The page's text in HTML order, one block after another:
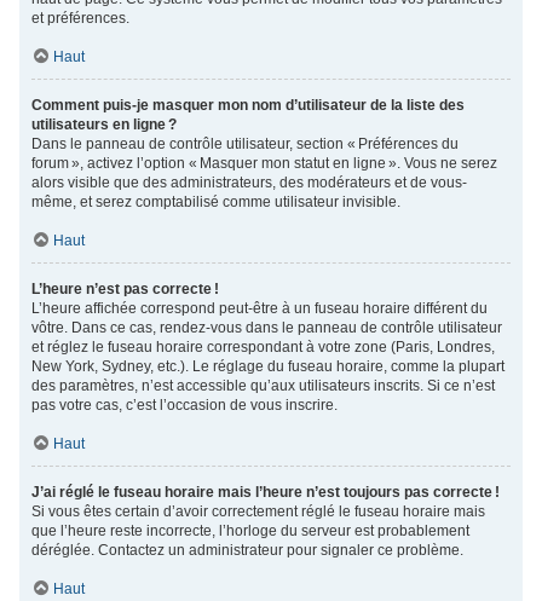
et préférences.
Haut
Comment puis-je masquer mon nom d’utilisateur de la liste des
utilisateurs en ligne ?
Dans le panneau de contrôle utilisateur, section « Préférences du
forum », activez l’option « Masquer mon statut en ligne ». Vous ne serez
alors visible que des administrateurs, des modérateurs et de vous-
même, et serez comptabilisé comme utilisateur invisible.
Haut
L’heure n’est pas correcte !
L’heure affichée correspond peut-être à un fuseau horaire différent du
vôtre. Dans ce cas, rendez-vous dans le panneau de contrôle utilisateur
et réglez le fuseau horaire correspondant à votre zone (Paris, Londres,
New York, Sydney, etc.). Le réglage du fuseau horaire, comme la plupart
des paramètres, n’est accessible qu’aux utilisateurs inscrits. Si ce n’est
pas votre cas, c’est l’occasion de vous inscrire.
Haut
J’ai réglé le fuseau horaire mais l’heure n’est toujours pas correcte !
Si vous êtes certain d’avoir correctement réglé le fuseau horaire mais
que l’heure reste incorrecte, l’horloge du serveur est probablement
déréglée. Contactez un administrateur pour signaler ce problème.
Haut